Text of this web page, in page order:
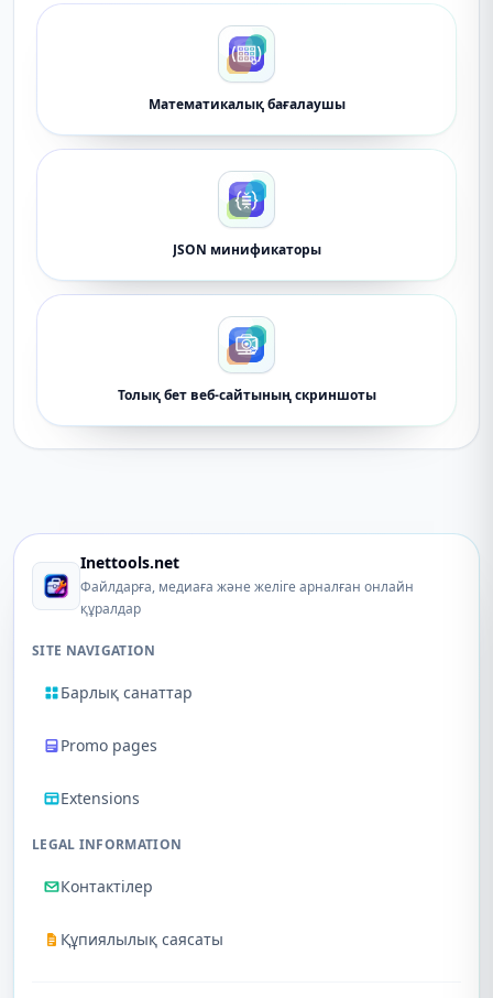
Математикалық бағалаушы
JSON минификаторы
Толық бет веб-сайтының скриншоты
Inettools.net
Файлдарға, медиаға және желіге арналған онлайн
құралдар
SITE NAVIGATION
Барлық санаттар
Promo pages
Extensions
LEGAL INFORMATION
Контактілер
Құпиялылық саясаты